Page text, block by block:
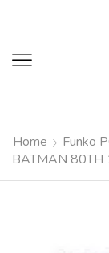
Home Funko
BATMAN